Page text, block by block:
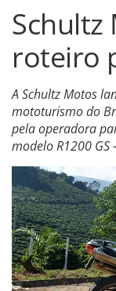
Schultz
roteiro
A Schultz Motos
mototurismo do
pela operadora
modelo R1200 GS